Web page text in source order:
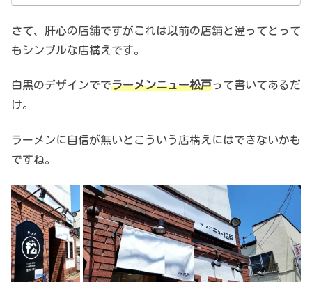
さて、肝心の店舗ですがこれは以前の店舗と違ってとって
もシンプルな店構えです。
白黒のデザインででラーメンニュー松戸って書いてあるだ
け。
ラーメンに自信が無いとこういう店構えにはできないかも
ですね。